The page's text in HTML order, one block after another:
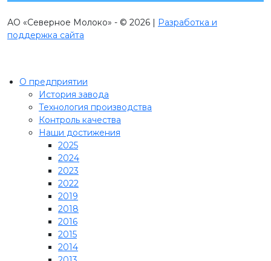
АО «Северное Молоко» - © 2026 | Разработка и
поддержка сайта
О предприятии
История завода
Технология производства
Контроль качества
Наши достижения
2025
2024
2023
2022
2019
2018
2016
2015
2014